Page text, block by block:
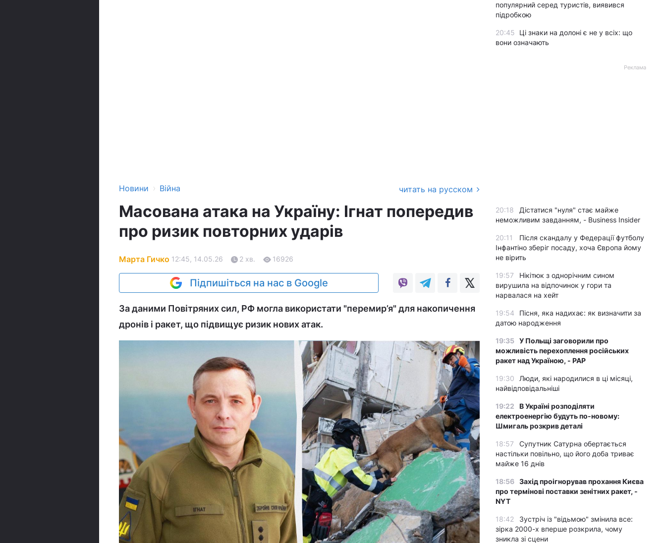
Новини › Війна читать на русском
Масована атака на Україну: Ігнат попередив
про ризик повторних ударів
Марта Гичко 12:45, 14.05.26 2 хв. 16926
Підпишіться на нас в Google
За даними Повітряних сил, РФ могла використати "перемир’я" для накопичення
дронів і ракет, що підвищує ризик нових атак.
популярний серед туристів, виявився
підробкою
20:45
Ці знаки на долоні є не у всіх: що
вони означають
Реклама
20:18
Дістатися "нуля" стає майже
неможливим завданням, - Business Insider
20:11
Після скандалу у Федерації футболу
Інфантіно зберіг посаду, хоча Європа йому
не вірить
19:57
Нікітюк з однорічним сином
вирушила на відпочинок у гори та
нарвалася на хейт
19:54
Пісня, яка надихає: як визначити за
датою народження
19:35 У Польщі заговорили про
можливість перехоплення російських
ракет над Україною, - PAP
19:30
Люди, які народилися в ці місяці,
найвідповідальніші
19:22
В Україні розподіляти
електроенергію будуть по-новому:
Шмигаль розкрив деталі
18:57
Супутник Сатурна обертається
настільки повільно, що його доба триває
майже 16 днів
18:56 Захід проігнорував прохання Києва
про термінові поставки зенітних ракет, -
NYT
18:42
Зустріч із "відьмою" змінила все:
зірка 2000-х вперше розкрила, чому
зникла зі сцени